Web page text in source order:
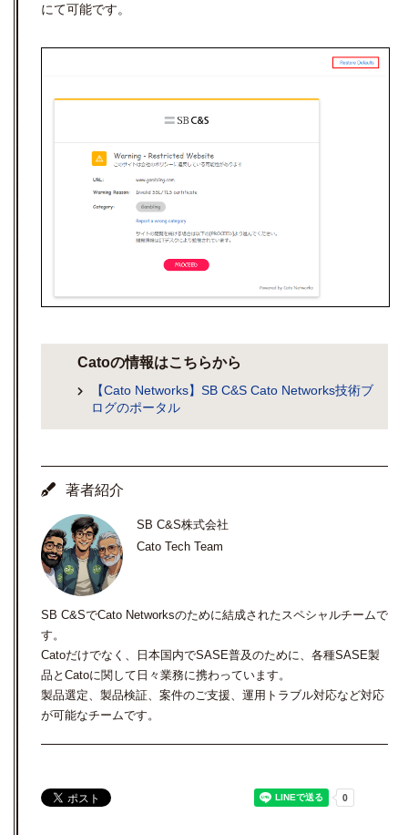
にて可能です。
Catoの情報はこちらから
【Cato Networks】SB C&S Cato Networks技術ブ
ログのポータル
著者紹介
SB C&S株式会社
Cato Tech Team
SB C&SでCato Networksのために結成されたスペシャルチームで
す。
Catoだけでなく、日本国内でSASE普及のために、各種SASE製
品とCatoに関して日々業務に携わっています。
製品選定、製品検証、案件のご支援、運用トラブル対応など対応
が可能なチームです。